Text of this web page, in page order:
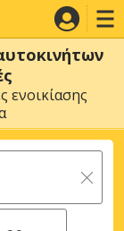
ενοικίασης